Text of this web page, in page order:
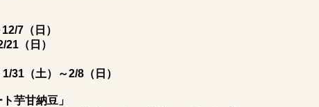
7（日）
（日）
31（土）～2/8（日）
芋甘納豆」